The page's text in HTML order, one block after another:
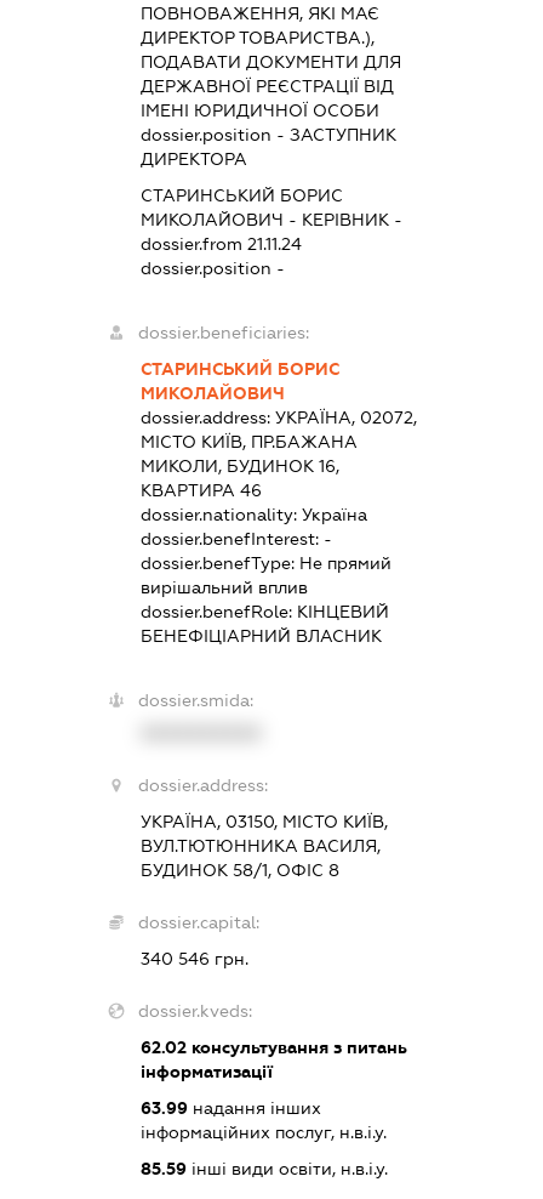
ПОВНОВАЖЕННЯ, ЯКІ МАЄ
ДИРЕКТОР ТОВАРИСТВА.),
ПОДАВАТИ ДОКУМЕНТИ ДЛЯ
ДЕРЖАВНОЇ РЕЄСТРАЦІЇ ВІД
ІМЕНІ ЮРИДИЧНОЇ ОСОБИ
dossier.position - ЗАСТУПНИК
ДИРЕКТОРА
СТАРИНСЬКИЙ БОРИС
МИКОЛАЙОВИЧ - КЕРІВНИК -
dossier.from 21.11.24
dossier.position -
dossier.beneficiaries:
СТАРИНСЬКИЙ БОРИС
МИКОЛАЙОВИЧ
dossier.address:УКРАЇНА, 02072,
МІСТО КИЇВ, ПР.БАЖАНА
МИКОЛИ, БУДИНОК 16,
КВАРТИРА 46
dossier.nationality:Україна
dossier.benefInterest: -
dossier.benefType: Не прямий
вирішальний вплив
dossier.benefRole: КІНЦЕВИЙ
БЕНЕФІЦІАРНИЙ ВЛАСНИК
dossier.smida:
dossier.address:
УКРАЇНА, 03150, МІСТО КИЇВ,
ВУЛ.ТЮТЮННИКА ВАСИЛЯ,
БУДИНОК 58/1, ОФІС 8
dossier.capital:
340 546 грн.
dossier.kveds:
62.02 консультування з питань
інформатизації
63.99 надання інших
інформаційних послуг, н.в.і.у.
85.59 інші види освіти, н.в.і.у.